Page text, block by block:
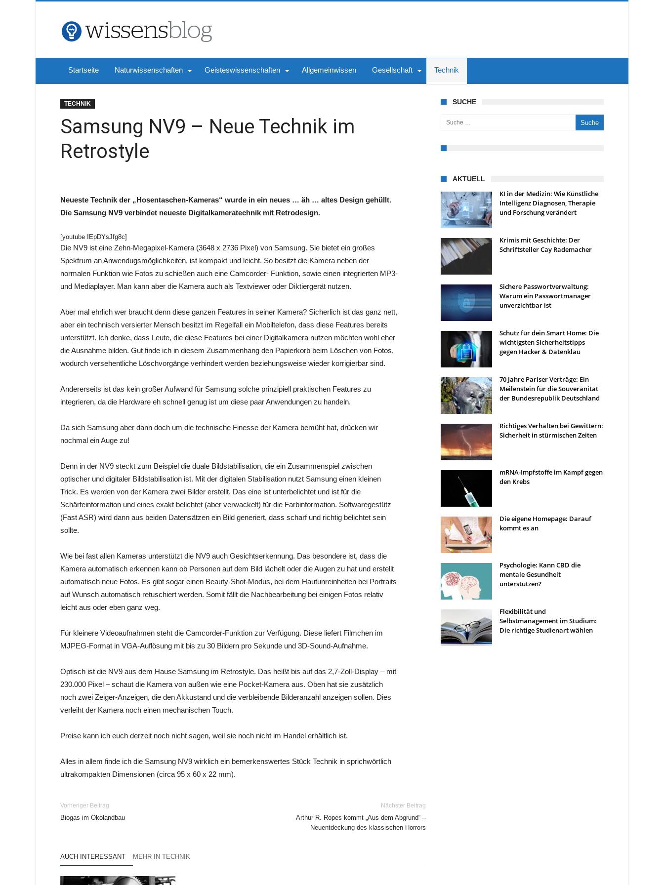
Startseite Naturwissenschaften Geisteswissenschaften Allgemeinwissen Gesellschaft Technik
TECHNIK
Samsung NV9 – Neue Technik im
Retrostyle
Neueste Technik der „Hosentaschen-Kameras“ wurde in ein neues … äh … altes Design gehüllt.
Die Samsung NV9 verbindet neueste Digitalkameratechnik mit Retrodesign.
[youtube IEpDYsJfg8c]
Die NV9 ist eine Zehn-Megapixel-Kamera (3648 x 2736 Pixel) von Samsung. Sie bietet ein großes
Spektrum an Anwendugsmöglichkeiten, ist kompakt und leicht. So besitzt die Kamera neben der
normalen Funktion wie Fotos zu schießen auch eine Camcorder- Funktion, sowie einen integrierten MP3-
und Mediaplayer. Man kann aber die Kamera auch als Textviewer oder Diktiergerät nutzen.
Aber mal ehrlich wer braucht denn diese ganzen Features in seiner Kamera? Sicherlich ist das ganz nett,
aber ein technisch versierter Mensch besitzt im Regelfall ein Mobiltelefon, dass diese Features bereits
unterstützt. Ich denke, dass Leute, die diese Features bei einer Digitalkamera nutzen möchten wohl eher
die Ausnahme bilden. Gut finde ich in diesem Zusammenhang den Papierkorb beim Löschen von Fotos,
wodurch versehentliche Löschvorgänge verhindert werden beziehungsweise wieder korrigierbar sind.
Andererseits ist das kein großer Aufwand für Samsung solche prinzipiell praktischen Features zu
integrieren, da die Hardware eh schnell genug ist um diese paar Anwendungen zu handeln.
Da sich Samsung aber dann doch um die technische Finesse der Kamera bemüht hat, drücken wir
nochmal ein Auge zu!
Denn in der NV9 steckt zum Beispiel die duale Bildstabilisation, die ein Zusammenspiel zwischen
optischer und digitaler Bildstabilisation ist. Mit der digitalen Stabilisation nutzt Samsung einen kleinen
Trick. Es werden von der Kamera zwei Bilder erstellt. Das eine ist unterbelichtet und ist für die
Schärfeinformation und eines exakt belichtet (aber verwackelt) für die Farbinformation. Softwaregestütz
(Fast ASR) wird dann aus beiden Datensätzen ein Bild generiert, dass scharf und richtig belichtet sein
sollte.
Wie bei fast allen Kameras unterstützt die NV9 auch Gesichtserkennung. Das besondere ist, dass die
Kamera automatisch erkennen kann ob Personen auf dem Bild lächelt oder die Augen zu hat und erstellt
automatisch neue Fotos. Es gibt sogar einen Beauty-Shot-Modus, bei dem Hautunreinheiten bei Portraits
auf Wunsch automatisch retuschiert werden. Somit fällt die Nachbearbeitung bei einigen Fotos relativ
leicht aus oder eben ganz weg.
Für kleinere Videoaufnahmen steht die Camcorder-Funktion zur Verfügung. Diese liefert Filmchen im
MJPEG-Format in VGA-Auflösung mit bis zu 30 Bildern pro Sekunde und 3D-Sound-Aufnahme.
Optisch ist die NV9 aus dem Hause Samsung im Retrostyle. Das heißt bis auf das 2,7-Zoll-Display – mit
230.000 Pixel – schaut die Kamera von außen wie eine Pocket-Kamera aus. Oben hat sie zusätzlich
noch zwei Zeiger-Anzeigen, die den Akkustand und die verbleibende Bilderanzahl anzeigen sollen. Dies
verleiht der Kamera noch einen mechanischen Touch.
Preise kann ich euch derzeit noch nicht sagen, weil sie noch nicht im Handel erhältlich ist.
Alles in allem finde ich die Samsung NV9 wirklich ein bemerkenswertes Stück Technik in sprichwörtlich
ultrakompakten Dimensionen (circa 95 x 60 x 22 mm).
Vorheriger Beitrag
Biogas im Ökolandbau
Nächster Beitrag
Arthur R. Ropes kommt „Aus dem Abgrund“ –
Neuentdeckung des klassischen Horrors
AUCH INTERESSANT MEHR IN TECHNIK
SUCHE
Suche nach:
AKTUELL
KI in der Medizin: Wie Künstliche
Intelligenz Diagnosen, Therapie
und Forschung verändert
Krimis mit Geschichte: Der
Schriftsteller Cay Rademacher
Sichere Passwortverwaltung:
Warum ein Passwortmanager
unverzichtbar ist
Schutz für dein Smart Home: Die
wichtigsten Sicherheitstipps
gegen Hacker & Datenklau
70 Jahre Pariser Verträge: Ein
Meilenstein für die Souveränität
der Bundesrepublik Deutschland
Richtiges Verhalten bei Gewittern:
Sicherheit in stürmischen Zeiten
mRNA-Impfstoffe im Kampf gegen
den Krebs
Die eigene Homepage: Darauf
kommt es an
Psychologie: Kann CBD die
mentale Gesundheit
unterstützen?
Flexibilität und
Selbstmanagement im Studium:
Die richtige Studienart wählen